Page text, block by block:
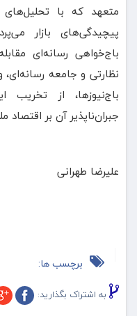
متعهد که با
پیچیدگی‌های بازار
باج‌خواهی رسانه‌ای
نظارتی و جامعه
باج‌نیوزها، از
جبران‌ناپذیر آن بر اقتصاد
علیرضا طهرانی
برچسب ها:
به اشتراک بگذارید: